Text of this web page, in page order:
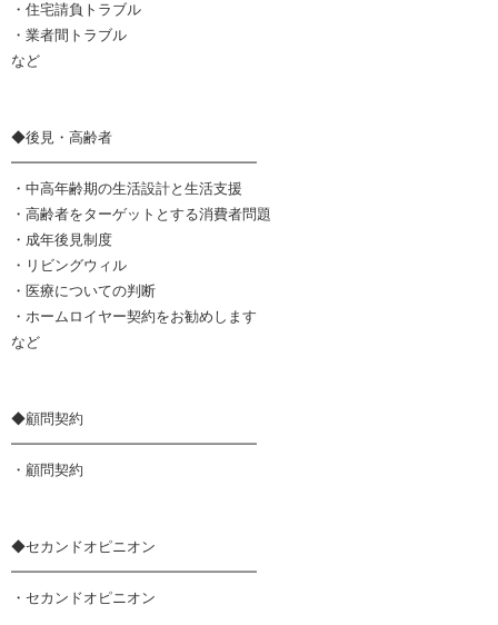
・住宅請負トラブル
・業者間トラブル
など
◆後見・高齢者
━━━━━━━━━━━━━━━━━
・中高年齢期の生活設計と生活支援
・高齢者をターゲットとする消費者問題
・成年後見制度
・リビングウィル
・医療についての判断
・ホームロイヤー契約をお勧めします
など
◆顧問契約
━━━━━━━━━━━━━━━━━
・顧問契約
◆セカンドオピニオン
━━━━━━━━━━━━━━━━━
・セカンドオピニオン